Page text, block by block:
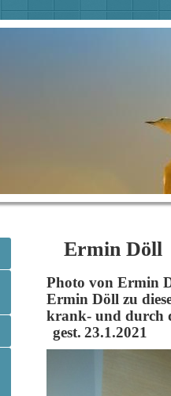
Ermin Döll
Photo von Ermin
Ermin Döll zu
krank- und durch
gest. 23.1.2021